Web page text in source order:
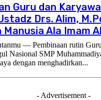
Guru dan
Drs. Alim,
Manusia Ala Imam
— Pembinaan rutin
Nasional SMP
dengan menghadirkan...
- Advertisement -